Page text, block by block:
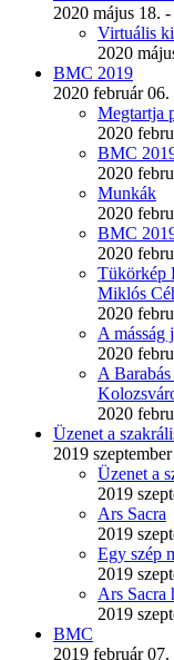
2020 május 18.
Virtuális
2020
BMC 2019
2020 február
Megtartja
2020
BMC
2020
Munkák
2020
BMC
2020
Tükörkép
Miklós
2020
A másság
2020
A
2020
Üzenet a
2019
Üzenet a
2019
Ars Sacra
2019
Egy szép
2019
Ars Sacra
2019
BMC
2019 február